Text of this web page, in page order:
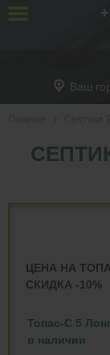
Ваш
ЦЕНА НА
СКИДКА -10%
Топас-С 5
в наличии